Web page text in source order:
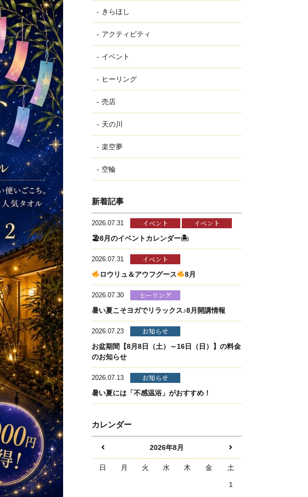
きらほし
アクティビティ
イベント
ヒーリング
売店
天の川
楽空夢
空輪
新着記事
2026.07.31 イベント イベント
🏖8月のイベントカレンダー🏝
2026.07.31 イベント
ロウリュ＆アウフグース 8月
2026.07.30 ヒーリング
暑い夏こそヨガでリラックス♪8月開講情報
2026.07.23 お知らせ
お盆期間【8月8日（土）～16日（日）】の料金
のお知らせ
2026.07.13 お知らせ
暑い夏には「不感温浴」がおすすめ！
カレンダー
2026年8月
日 月 火 水 木 金 土
1